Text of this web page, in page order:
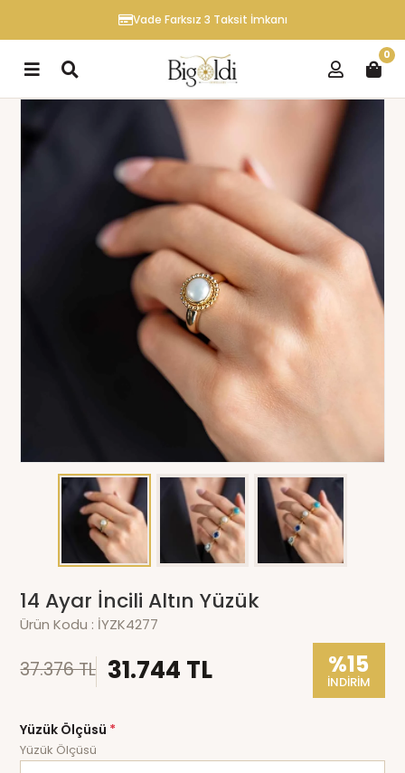
Vade Farksız 3 Taksit İmkanı
0
14 Ayar İncili Altın Yüzük
Ürün Kodu : İYZK4277
37.376 TL 31.744 TL %15
İNDİRİM
Yüzük Ölçüsü *
Yüzük Ölçüsü